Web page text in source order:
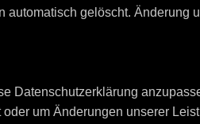
automatisch gelöscht. Änderung
Datenschutzerklärung
um Änderungen unserer